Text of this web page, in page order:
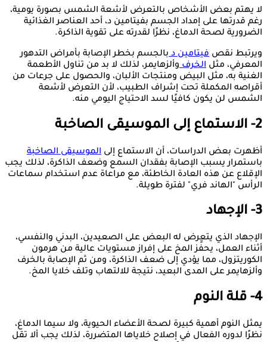
لا يهتم بعض الأشخاص بالتعرض لأشعة الشمس بصورة يومية،
رغم قدرتها على إمداد الجسم بفيتامين د، أحد العناصر الغذائية
الضرورية لصحة الدماغ، نظرًا لقدرته على تقوية الذاكرة.
ويرتبط نقص فيتامين دبالجسم بخطر الإصابة بأمراض التدهور
المعرفي، مثل الخرفوألزهايمر، لذلك لا بد من تناول الأطعمة
الغنية به، مثل البيض ومنتجات الألبان، والحصول على جرعات من
أقراصه المكملة تحت إشراف الطبيب، لأن التعرض لأشعة
الشمس لن يكون كافيًا لسد الاحتياج اليومي منه.
2- الاستماع إلى الموسيقى الصاخبة
أظهرت بعض الدراسات، أن الاستماع إلى الموسيقى الصاخبة
باستمرار يسبب الإصابة بفقدان السمع وضعف الذاكرة، لذلك يجب
الإقلاع عن هذه العادة الخاطئة، مع مراعاة عدم استخدام سماعات
الرأس "الهاند فري" لفترة طويلة.
3- الإجهاد
الإجهاد الذي يتعرض له البعض على الصعيدين، البدني والنفسي،
أثناء العمل، يحفِّز المخ على إفراز مستويات عالية من هرمون
الكوريتزول، مما يؤدي إلى ضعف الذاكرة، ومن ثم الإصابة بالخرف
وألزهايمر على المدى البعيد، نتيجة للالتهاب وتلف خلايا المخ.
4- قلة النوم
يمثل النوم أهمية كبيرة لصحة الأعضاء الحيوية، ولا سيما الدماغ،
نظرًا لدوره الفعال في إصلاح خلاياها المتضررة، لذلك يجب ألا تقل